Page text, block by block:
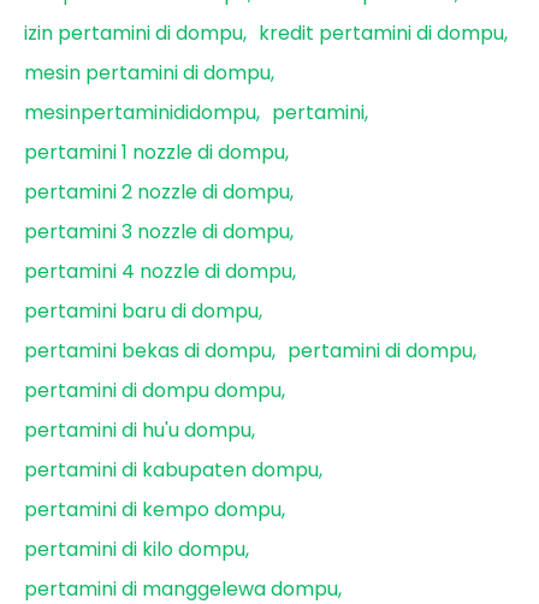
izin pertamini di dompu
kredit pertamini di dompu
mesin pertamini di dompu
mesinpertaminididompu
pertamini
pertamini 1 nozzle di dompu
pertamini 2 nozzle di dompu
pertamini 3 nozzle di dompu
pertamini 4 nozzle di dompu
pertamini baru di dompu
pertamini bekas di dompu
pertamini di dompu
pertamini di dompu dompu
pertamini di hu'u dompu
pertamini di kabupaten dompu
pertamini di kempo dompu
pertamini di kilo dompu
pertamini di manggelewa dompu